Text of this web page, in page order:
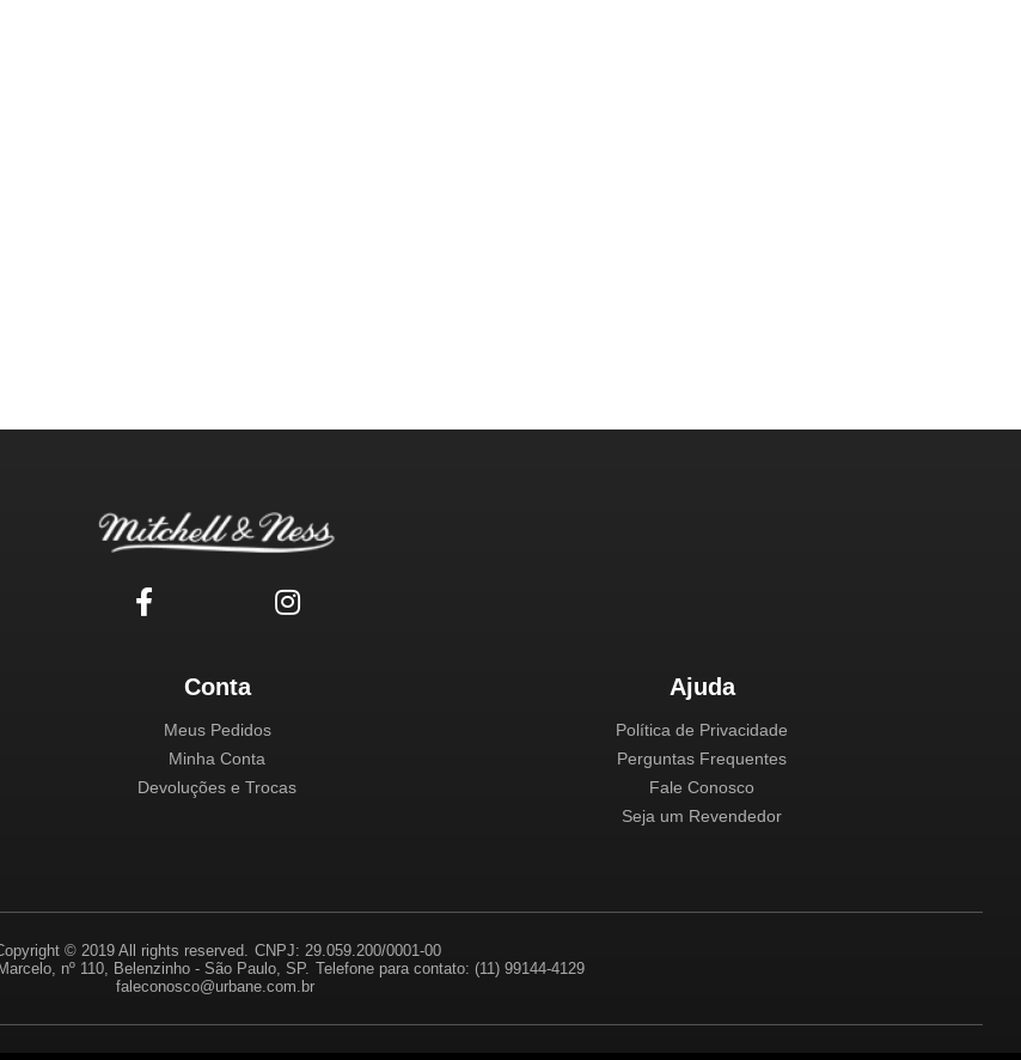
Conta
Meus Pedidos
Minha Conta
Devoluções e Trocas
Ajuda
Política de Privacidade
Perguntas Frequentes
Fale Conosco
Seja um Revendedor
© 2019 All rights reserved. CNPJ: 29.059.200/0001-00
nº 110, Belenzinho - São Paulo, SP. Telefone para contato: (11) 99144-4129
faleconosco@urbane.com.br